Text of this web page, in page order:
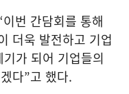
이번 간담회를 통해
더욱 발전하고 기업
가 되어 기업들의
다”고 했다.